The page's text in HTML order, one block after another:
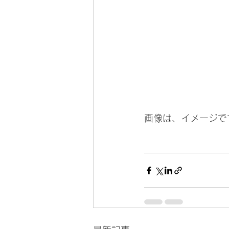
画像は、イメージで